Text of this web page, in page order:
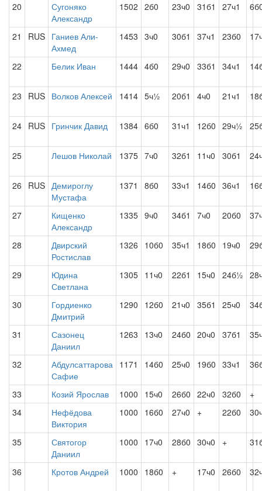
20
Сугоняко
Александр
1502 2б0 23ч0 31б1 27ч1
21 RUS Ганиев Али-
Ахмед
1453 3ч0 30б1 37ч1 23б0
22 Белик Иван 1444 4б0 29ч0 33б1 34ч1
23 RUS Волков Алексей 1414 5ч½ 20б1 4ч0 21ч1
24 RUS Гринчик Давид 1384 6б0 31ч1 12б0 29ч½
25 Лешов Николай 1375 7ч0 32б1 11ч0 30б1
26 RUS Демироглу
Мустафа
1371 8б0 33ч1 14б0 36ч1
27
Кищенко
Александр
1335 9ч0 34б1 7ч0 20б0
28
Двирский
Ростислав
1326 10б0 35ч1 18б0 19ч0
29
Юдина
Светлана
1305 11ч0 22б1 15ч0 24б½
30
Гордиенко
Дмитрий
1290 12б0 21ч0 35б1 25ч0
31
Сазонец
Даниил
1263 13ч0 24б0 20ч0 37б1
32
Абдулсаттарова
Сафие
1171 14б0 25ч0 19б0 33ч1
33 Козий Ярослав 1000 15ч0 26б0 22ч0 32б0
+
34
Нефёдова
Виктория
1000 16б0 27ч0 + 22б0
35
Святогор
Даниил
1000 17ч0 28б0 30ч0 +
36 Кротов Андрей 1000 18б0 + 17ч0 26б0